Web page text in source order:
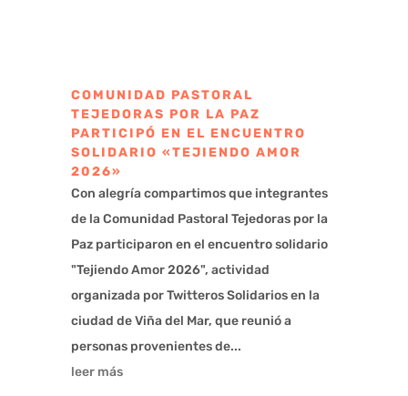
COMUNIDAD PASTORAL
TEJEDORAS POR LA PAZ
PARTICIPÓ EN EL ENCUENTRO
SOLIDARIO «TEJIENDO AMOR
2026»
Con alegría compartimos que integrantes
de la Comunidad Pastoral Tejedoras por la
Paz participaron en el encuentro solidario
"Tejiendo Amor 2026", actividad
organizada por Twitteros Solidarios en la
ciudad de Viña del Mar, que reunió a
personas provenientes de...
leer más